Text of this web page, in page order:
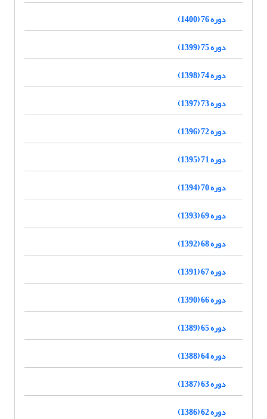
دوره 76 (1400)
دوره 75 (1399)
دوره 74 (1398)
دوره 73 (1397)
دوره 72 (1396)
دوره 71 (1395)
دوره 70 (1394)
دوره 69 (1393)
دوره 68 (1392)
دوره 67 (1391)
دوره 66 (1390)
دوره 65 (1389)
دوره 64 (1388)
دوره 63 (1387)
دوره 62 (1386)